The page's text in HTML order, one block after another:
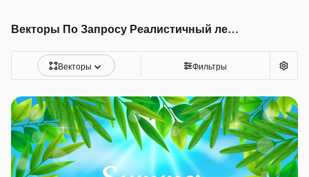
Векторы По Запросу Реалистичный летний фон
Векторы Фильтры